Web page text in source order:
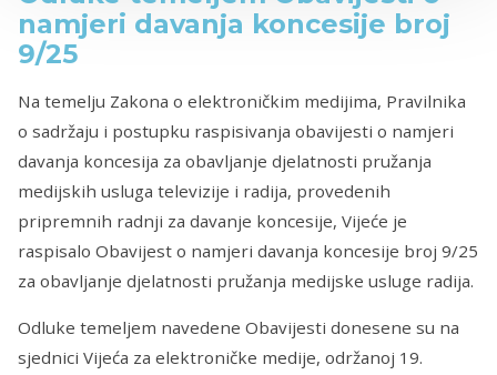
namjeri davanja koncesije broj
9/25
Na temelju Zakona o elektroničkim medijima, Pravilnika
o sadržaju i postupku raspisivanja obavijesti o namjeri
davanja koncesija za obavljanje djelatnosti pružanja
medijskih usluga televizije i radija, provedenih
pripremnih radnji za davanje koncesije, Vijeće je
raspisalo Obavijest o namjeri davanja koncesije broj 9/25
za obavljanje djelatnosti pružanja medijske usluge radija.
Odluke temeljem navedene Obavijesti donesene su na
sjednici Vijeća za elektroničke medije, održanoj 19.